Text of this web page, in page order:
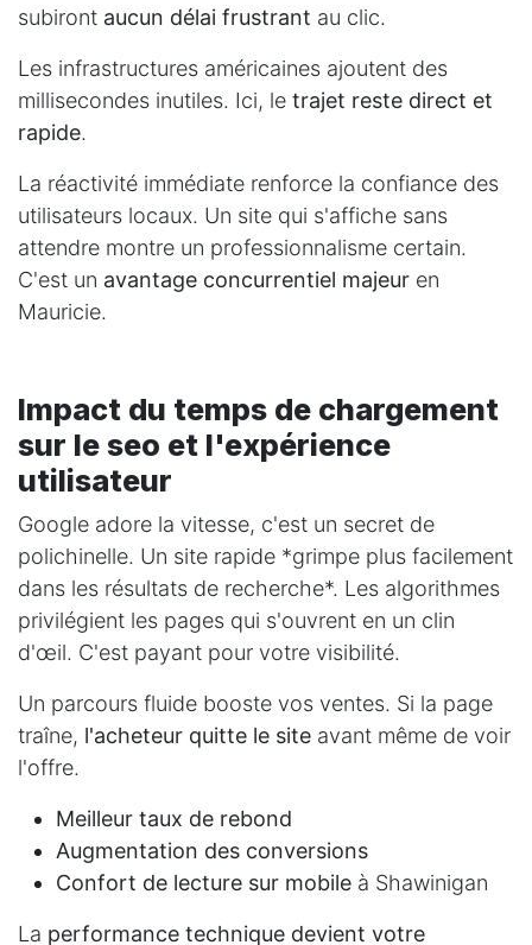
subiront aucun délai frustrant au clic.
Les infrastructures américaines ajoutent des
millisecondes inutiles. Ici, le trajet reste direct et
rapide.
La réactivité immédiate renforce la confiance des
utilisateurs locaux. Un site qui s'affiche sans
attendre montre un professionnalisme certain.
C'est un avantage concurrentiel majeur en
Mauricie.
Impact du temps de chargement
sur le seo et l'expérience
utilisateur
Google adore la vitesse, c'est un secret de
polichinelle. Un site rapide *grimpe plus facilement
dans les résultats de recherche*. Les algorithmes
privilégient les pages qui s'ouvrent en un clin
d'œil. C'est payant pour votre visibilité.
Un parcours fluide booste vos ventes. Si la page
traîne, l'acheteur quitte le site avant même de voir
l'offre.
Meilleur taux de rebond
Augmentation des conversions
Confort de lecture sur mobile à Shawinigan
La performance technique devient votre